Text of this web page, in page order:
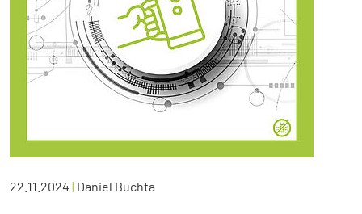
22.11.2024 | Daniel Buchta